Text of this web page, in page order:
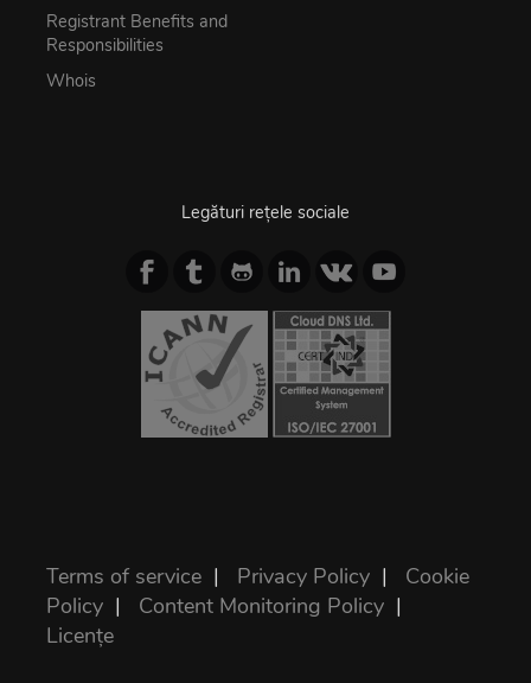
Registrant Benefits and
Responsibilities
Whois
Legături rețele sociale
Terms of service | Privacy Policy | Cookie
Policy | Content Monitoring Policy |
Licențe